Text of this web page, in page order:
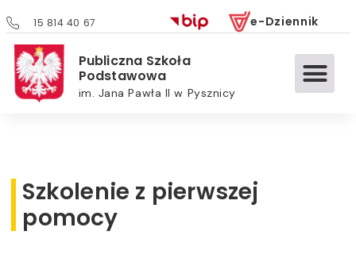
15 814 40 67 e-Dziennik
Publiczna Szkoła
Podstawowa
im. Jana Pawła II w Pysznicy
Szkolenie z pierwszej
pomocy